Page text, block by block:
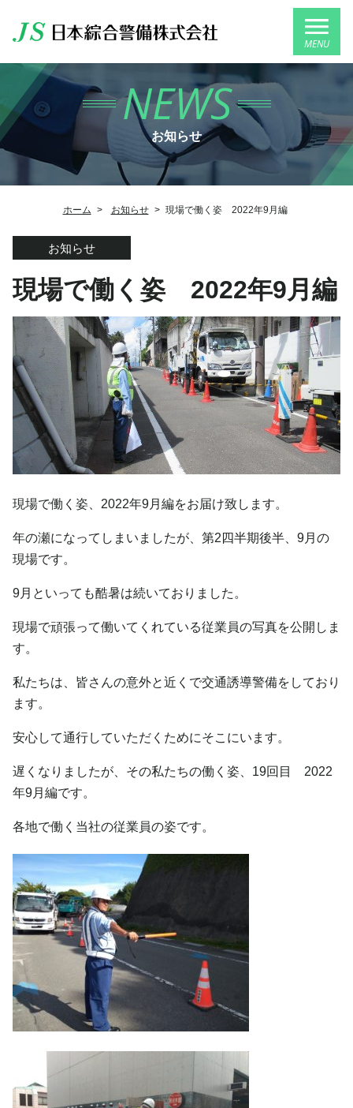
MENU
NEWS
お知らせ
ホーム > お知らせ > 現場で働く姿 2022年9月編
お知らせ
現場で働く姿 2022年9月編
現場で働く姿、2022年9月編をお届け致します。
年の瀬になってしまいましたが、第2四半期後半、9月の
現場です。
9月といっても酷暑は続いておりました。
現場で頑張って働いてくれている従業員の写真を公開しま
す。
私たちは、皆さんの意外と近くで交通誘導警備をしており
ます。
安心して通行していただくためにそこにいます。
遅くなりましたが、その私たちの働く姿、19回目 2022
年9月編です。
各地で働く当社の従業員の姿です。